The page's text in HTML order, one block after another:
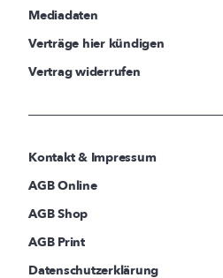
Mediadaten
Verträge hier kündigen
Vertrag widerrufen
Kontakt & Impressum
AGB Online
AGB Shop
AGB Print
Datenschutzerklärung